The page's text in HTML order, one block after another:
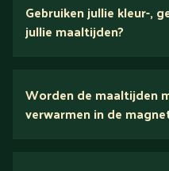
Gebruiken jullie kleur-,
jullie maaltijden?
Worden de maaltijden
verwarmen in de